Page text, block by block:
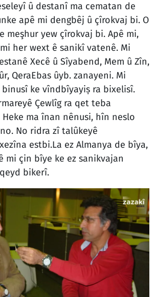
û destanî ma cematan de
apê mi dengbêj û çîrokvaj bi. O
meşhur yew çîrokvaj bi. Apê mi,
her wext ê sanikî vatenê. Mi
Xecê û Sîyabend, Mem û Zîn,
QeraEbas ûyb. zanayeni. Mi
ke vîndbîyayiṣ ra bixelisî.
Çewlîg ra qet teba
ma înan nênusi, hîn neslo
No ridra zî talûkeyê
estbi.La ez Almanya de bîya,
mi çin bîye ke ez sanikvajan
bikerî.